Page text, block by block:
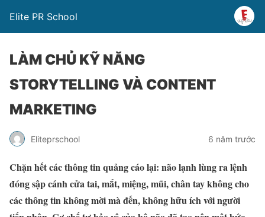
Elite PR School
LÀM CHỦ KỸ NĂNG
STORYTELLING VÀ CONTENT
MARKETING
Eliteprschool 6 năm trước
Chặn hết các thông tin quảng cáo lại: não lạnh lùng ra lệnh
đóng sập cánh cửa tai, mắt, miệng, mũi, chân tay không cho
các thông tin không mời mà đến, không hữu ích với người